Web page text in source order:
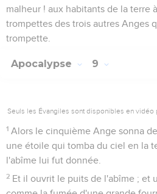
malheur ! aux habitants de la terre
trompettes des trois autres Anges
trompette.
Apocalypse 9
Seuls les Évangiles sont disponibles en vidéo
1 Alors le cinquième Ange sonna
une étoile qui tomba du ciel en la
l'abîme lui fut donnée.
2 Et il ouvrit le puits de l'abîme ; et